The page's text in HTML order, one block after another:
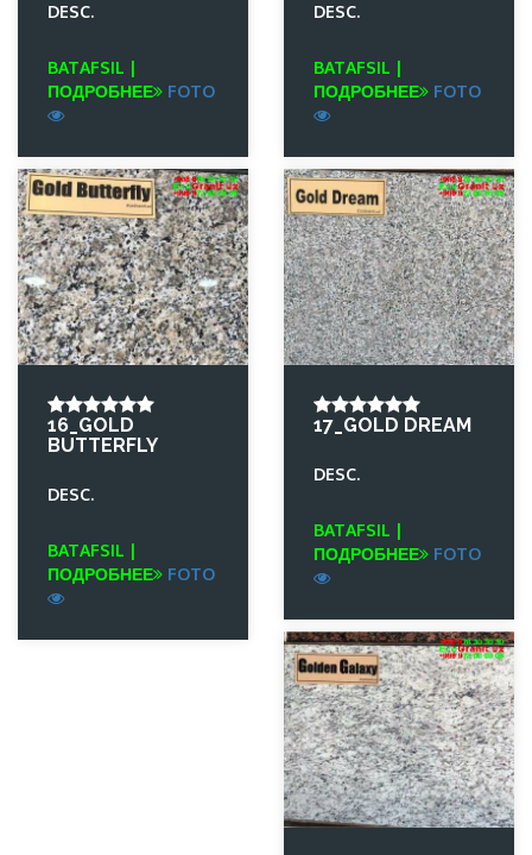
DESC.
BATAFSIL |
ПОДРОБНЕЕ
FOTO
DESC.
BATAFSIL |
ПОДРОБНЕЕ
FOTO
16_GOLD
BUTTERFLY
DESC.
BATAFSIL |
ПОДРОБНЕЕ
FOTO
17_GOLD DREAM
DESC.
BATAFSIL |
ПОДРОБНЕЕ
FOTO